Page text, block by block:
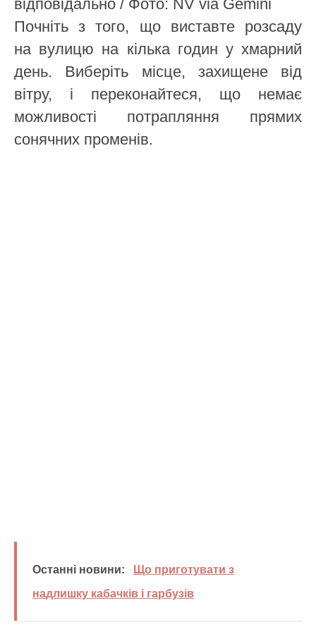
відповідально / Фото: NV via Gemini
Почніть з того, що виставте розсаду
на вулицю на кілька годин у хмарний
день. Виберіть місце, захищене від
вітру, і переконайтеся, що немає
можливості потрапляння прямих
сонячних променів.
Останні новини:
Що приготувати з
надлишку кабачків і гарбузів